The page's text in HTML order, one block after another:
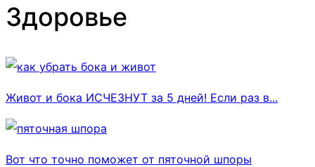
Здоровье
Живот и бока ИСЧЕЗНУТ за 5 дней! Если раз в...
Вот что точно поможет от пяточной шпоры